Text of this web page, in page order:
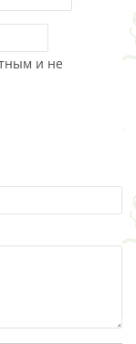
и не